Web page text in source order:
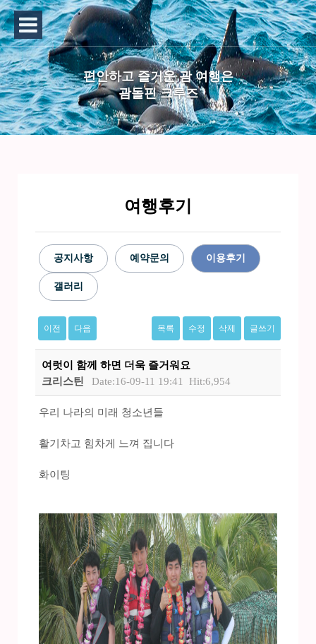
편안하고 즐거운 괌 여행은
괌돌핀 크루즈
여행후기
공지사항 예약문의 이용후기
갤러리
이전 다음 목록 수정 삭제 글쓰기
여럿이 함께 하면 더욱 즐거워요
크리스틴
Date:16-09-11 19:41 Hit:6,954
우리 나라의 미래 청소년들
활기차고 힘차게 느껴 집니다
화이팅